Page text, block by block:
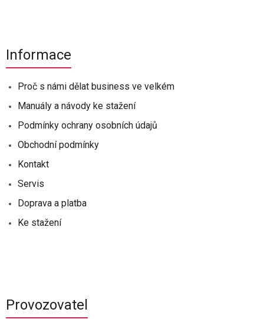
Informace
Proč s námi dělat business ve velkém
Manuály a návody ke stažení
Podmínky ochrany osobních údajů
Obchodní podmínky
Kontakt
Servis
Doprava a platba
Ke stažení
Provozovatel